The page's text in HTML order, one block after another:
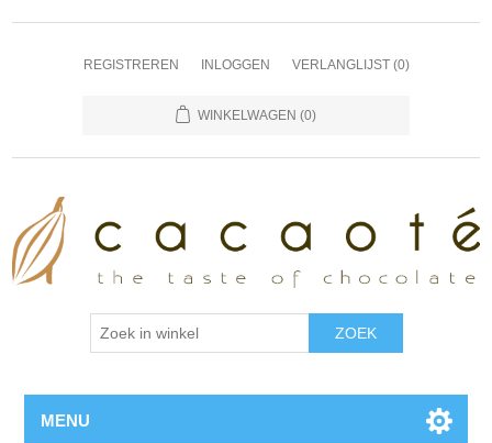
REGISTREREN INLOGGEN VERLANGLIJST (0)
WINKELWAGEN (0)
MENU